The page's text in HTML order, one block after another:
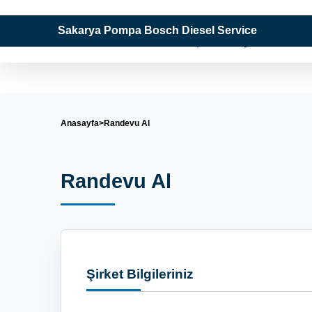
Sakarya Pompa Bosch Diesel Service
Anasayfa Randevu Al
Randevu Al
Şirket Bilgileriniz